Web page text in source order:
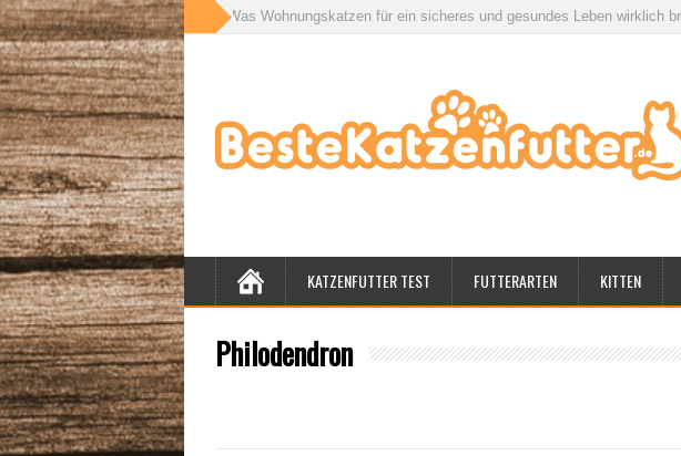
für drinnen und draußen: Was Wohnungskatzen für ein sicheres und gesundes Leben wirklich brauchen
KATZENFUTTER TEST FUTTERARTEN KITTEN
Philodendron